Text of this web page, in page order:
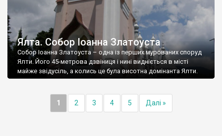
Ялта. Собор Іоанна Златоуста
Собор Іоанна Златоуста – одна із перших мурованих споруд
Ялти. Його 45-метрова дзвіниця і нині видніється в місті
майже звідусіль, а колись це була висотна домінанта Ялти.
1 2 3 4 5 Далі »